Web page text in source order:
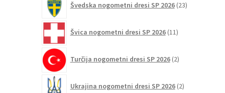
Švedska nogometni dresi SP 2026 23izdelkov
Švica nogometni dresi SP 2026 11izdelkov
Turčija nogometni dresi SP 2026 2izdelka
Ukrajina nogometni dresi SP 2026 2izdelka